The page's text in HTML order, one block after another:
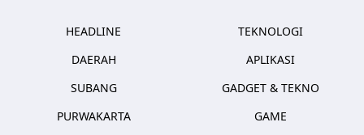
HEADLINE
DAERAH
SUBANG
PURWAKARTA
TEKNOLOGI
APLIKASI
GADGET & TEKNO
GAME